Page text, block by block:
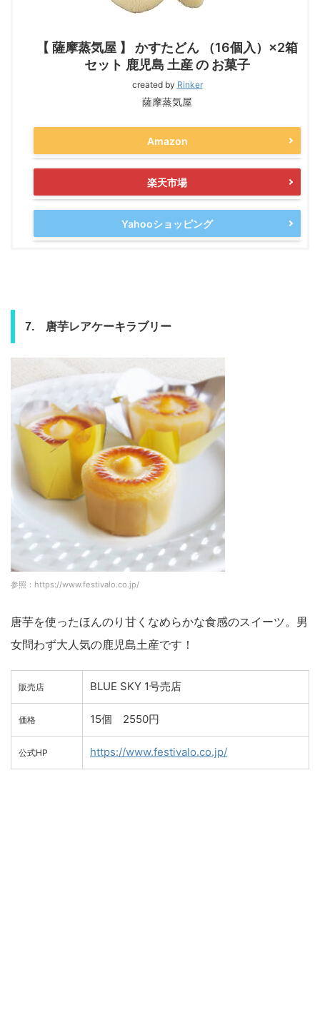
【 薩摩蒸気屋 】 かすたどん （16個入）×2箱
セット 鹿児島 土産 の お菓子
created by Rinker
薩摩蒸気屋
Amazon
楽天市場
Yahooショッピング
7. 唐芋レアケーキラブリー
参照：https://www.festivalo.co.jp/
唐芋を使ったほんのり甘くなめらかな食感のスイーツ。男
女問わず大人気の鹿児島土産です！
販売店 BLUE SKY 1号売店
価格 15個 2550円
公式HP https://www.festivalo.co.jp/